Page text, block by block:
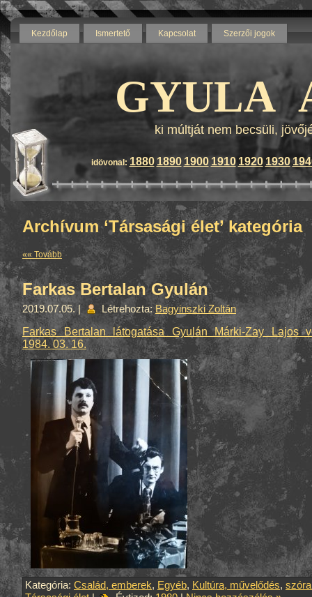
Kezdőlap Ismertető Kapcsolat Szerzői jogok
GYULA
ki múltját nem becsüli,
idövonal: 1880 1890 1900 1910 1920 1930
Archívum ‘Társasági élet’ kategória
«« Tovább
Farkas Bertalan Gyulán
2019.07.05. | Létrehozta:Bagyinszki Zoltán
Farkas Bertalan látogatása Gyulán Márki-Zay Lajos
1984. 03. 16.
Kategória: Család, emberek, Egyéb, Kultúra, művelődés,